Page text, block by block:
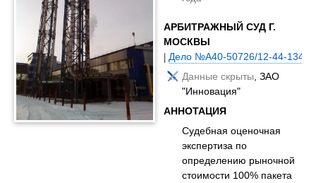
АРБИТРАЖНЫЙ СУД Г.
МОСКВЫ
|Дело №А40-50726/12-44-134Б
Данные скрыты, ЗАО
"Инновация"
АННОТАЦИЯ
Судебная оценочная
экспертиза по
определению рыночной
стоимости 100% пакета